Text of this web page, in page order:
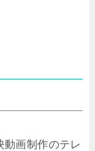
動画制作のテレ